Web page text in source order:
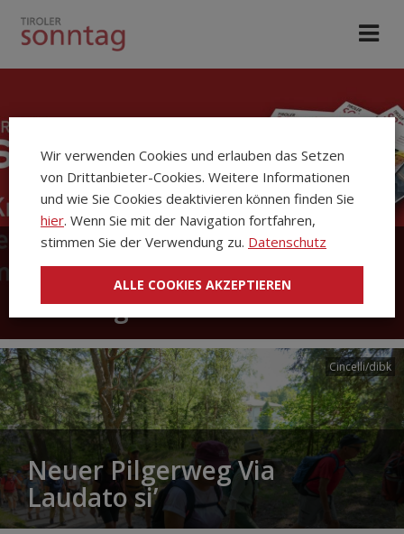
Die Kirchenzeitung Tiroler
Sonntag
Cincelli/dibk
Neuer Pilgerweg Via
Laudato si’
Wir verwenden Cookies und erlauben das Setzen
von Drittanbieter-Cookies. Weitere Informationen
und wie Sie Cookies deaktivieren können finden Sie
hier. Wenn Sie mit der Navigation fortfahren,
stimmen Sie der Verwendung zu. Datenschutz
ALLE COOKIES AKZEPTIEREN